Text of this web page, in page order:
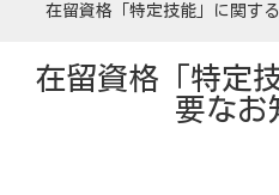
在留資格「特定技能」に関す
在留資格「特定
要なお